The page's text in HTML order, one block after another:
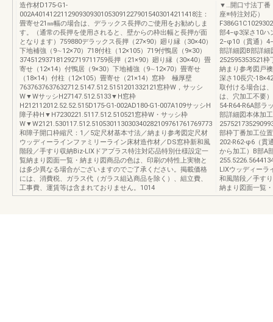
造作材D175-G1-
002A40141221129093093010530912279015403014211418注：
畳寄せ21㎜幅の場合は、デラックス長押のご使用をお勧めしま
す。（通常の長押を使用されると、壁からの枠出幅と長押が面
となります）759880デラックス長押（27×90）廻り縁（30×40）
下地補強（9∼12×70）718付柱（12×105）719付鴨居（9×30）
374512937181292719711759長押（21×90）廻り縁（30×40）畳
寄せ（12×14）付鴨居（9×30）下地補強（9∼12×70）畳寄せ
（18×14）付柱（12×105）畳寄せ（21×14）窓枠 極厚壁
7637637637632712.5147.512.5151201332121窓枠W，サッシ
W▼WサッシH27147.512.5133▼H窓枠
H212112012.52.52.515D175-G1-002AD180-G1-007A109サッシH
障子枠H▼H7230221.5117.512.510521窓枠W・サッシ枠
W▼W2121.530117.512.510530113030340282109761761769773
和障子開口枠縮尺：1／5定尺材基本寸法／納まり参考図定尺材
ウッディーラインファミリーライン床材造作材／DS窓枠新和風
階段／手すり収納Biz-LIXドアプラス特注対応品特別仕様設定一
覧納まり図面一覧・納まり図商品の色は、印刷の特性上実物と
は多少異なる場合がございますのでご了承ください。掲載価格
には、消費税、ガラス代（ガラス組込商品を除く）、組立費、
工事費、運賃等は含まれておりません。1014
▼…開口寸法丁番
座※特注対応）
部4−φ3深さ10ハ
2−φ10（貫通）
部詳細図B部詳細
252595353521
納まり参考図戸
深さ10長穴-
取付ける場合は
は、穴加工不要
54-R64-R6A部ラ
部詳細図本体加
部枠丁番加工位
202-R62-φ6（貫
から加工）B部A
LIXウッディーラ
和風階段／手す
納まり図面一覧